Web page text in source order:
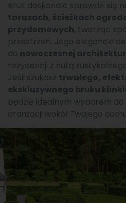
Bruk doskonale sprawdzi się
tarasach, ścieżkach
przydomowych, tworząc
przestrzeń. Jego elegancki
do nowoczesnej
rezydencji z nutą
Jeśli szukasz trwałego,
ekskluzywnego bruku
będzie idealnym wyborem
aranżacji wokół Twojego